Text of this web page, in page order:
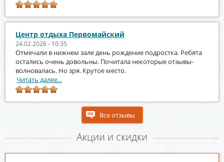
Центр отдыха Первомайский
24.02.2026 - 10:35
Отмечали в нижнем зале день рождение подростка. Ребята
остались очень довольны. Почитала некоторые отзывы-
волновалась. Но зря. Крутое место.
Читать далее...
Все отзывы
Акции и скидки